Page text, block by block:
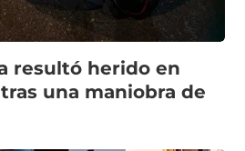
resultó herido en
una maniobra de